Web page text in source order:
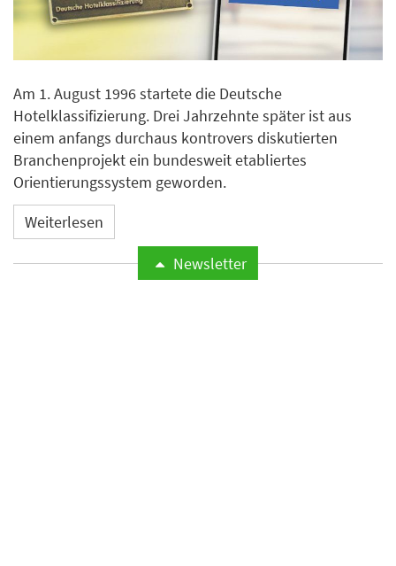
Am 1. August 1996 startete die Deutsche
Hotelklassifizierung. Drei Jahrzehnte später ist aus
einem anfangs durchaus kontrovers diskutierten
Branchenprojekt ein bundesweit etabliertes
Orientierungssystem geworden.
Weiterlesen
Newsletter